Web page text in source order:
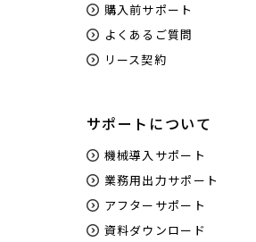
購入前サポート
よくあるご質問
リース契約
サポートについて
機械導入サポート
業務用出力サポート
アフターサポート
資料ダウンロード